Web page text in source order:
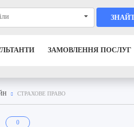
ЗАМОВЛЕННЯ ПОСЛУГ
СТРАХОВЕ ПРАВО
0